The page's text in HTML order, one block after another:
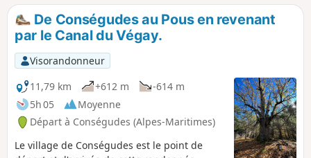
De Conségudes au Pous en revenant
par le Canal du Végay.
Visorandonneur
11,79 km
+612 m
-614 m
5h 05
Moyenne
Départ à Conségudes (Alpes-Maritimes)
Le village de Conségudes est le point de